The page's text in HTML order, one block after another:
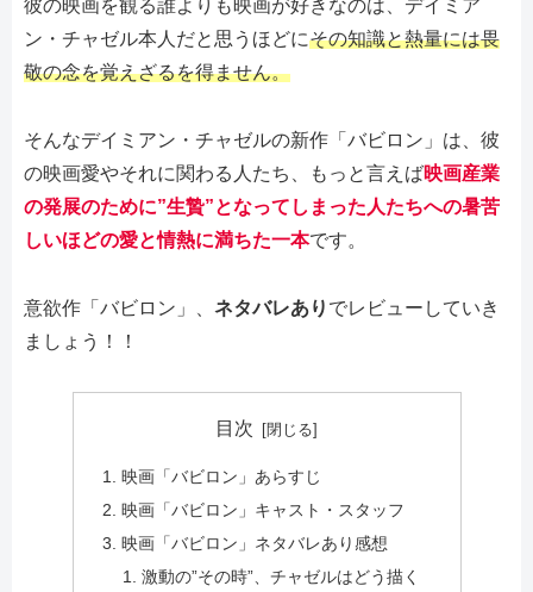
彼の映画を観る誰よりも映画が好きなのは、デイミア
ン・チャゼル本人だと思うほどにその知識と熱量には畏
敬の念を覚えざるを得ません。
そんなデイミアン・チャゼルの新作「バビロン」は、彼
の映画愛やそれに関わる人たち、もっと言えば映画産業
の発展のために”生贄”となってしまった人たちへの暑苦
しいほどの愛と情熱に満ちた一本です。
意欲作「バビロン」、 ネタバレあり でレビューしていき
ましょう！！
目次
映画「バビロン」あらすじ
映画「バビロン」キャスト・スタッフ
映画「バビロン」ネタバレあり感想
激動の”その時”、チャゼルはどう描く